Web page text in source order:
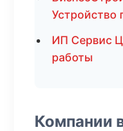
Устройство
ИП Сервис
работы
Компании